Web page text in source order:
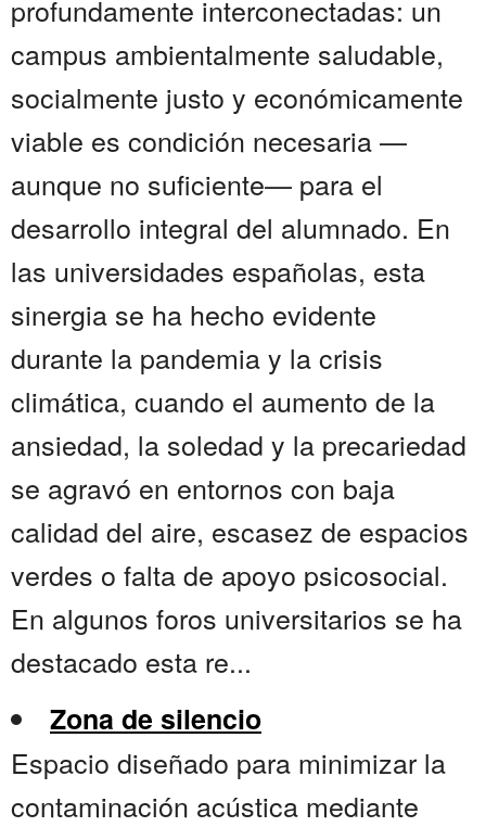
profundamente interconectadas: un
campus ambientalmente saludable,
socialmente justo y económicamente
viable es condición necesaria —
aunque no suficiente— para el
desarrollo integral del alumnado. En
las universidades españolas, esta
sinergia se ha hecho evidente
durante la pandemia y la crisis
climática, cuando el aumento de la
ansiedad, la soledad y la precariedad
se agravó en entornos con baja
calidad del aire, escasez de espacios
verdes o falta de apoyo psicosocial.
En algunos foros universitarios se ha
destacado esta re...
Zona de silencio
Espacio diseñado para minimizar la
contaminación acústica mediante